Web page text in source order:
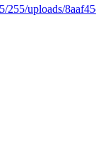
255/uploads/